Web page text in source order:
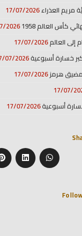
مريم العذراء17/07/2026
كأس العالم 1958
2026
العالم17/07/2026
خسارة أسبوعية07/2026
هرمز17/07/2026
17/07/
أسبوعية17/07/2026